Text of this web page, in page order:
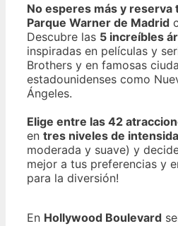
No esperes más y reserva
Parque Warner de Madrid
Descubre las 5 increíbles
inspiradas en películas y
Brothers y en famosas
estadounidenses como
Ángeles.
Elige entre las 42
en tres niveles de
moderada y suave) y
mejor a tus preferencias y
para la diversión!
En Hollywood Boulevard